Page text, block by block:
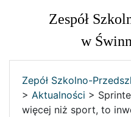
Zespół
w
Zepół Szkolno-
> Aktualności >
więcej niż sport, to